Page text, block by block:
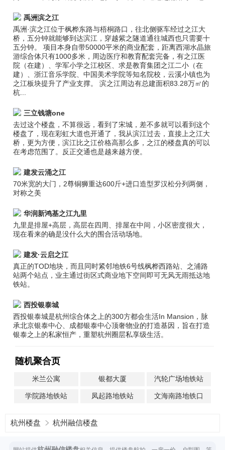
禹洲滨之江
禹洲·滨之江位于枫桦东路与梧桐路口，往北侧驱车经过之江大
桥，五分钟就能够到达滨江，穿越紫之隧道通往城西也只需要十
五分钟。 项目本身自带50000平米的商业配套，距离西湖水晶旅
游综合体只有1000多米，周边医疗和教育配套完备，有之江医
院（在建）、学军小学之江校区、求是教育集团之江二小（在
建）、浙江音乐学院、中国美术学院等知名院校，云溪小镇也为
之江板块提升了产业支撑。 滨之江周边有总建面积83.28万㎡的
杭...
三立钱塘one
去过这个楼盘，不算很远，看到了宋城，差不多就可以看到这个
楼盘了，现在彩虹大道也开通了，我从滨江过去，直接上之江大
桥，更为方便，滨江比之江价格高那么多，之江的楼盘真的可以
在考虑范围了。反正交通也是越来越方便。
建发云涌之江
70米宽的大门，2尊铜狮重达600斤+进口造型罗汉松分列两侧，
对称之美
华润新鸿基之江九里
九里是排屋+高层，高层在四周、排屋在中间，小区密度很大，
现在看来的确是没什么大的围合活动场地。
建发·云启之江
真正的TOD地块，而且同时紧邻地铁6号线枫桦西路站、之浦路
站两个站点，业主通过街区式商业地下空间即可无风无雨抵达地
铁站。
西投银泰城
西投银泰城是杭州综合体之上的300方都会生活In Mansion，脉
承北京银泰中心、成都银泰中心顶奢物业的打造基因，旨在打造
银泰之上的私家恒产，重塑杭州圈层私享级生活。
随机聚合页
米兰公寓 银都大厦 汽轮广场地铁站
学院路地铁站 凤起路地铁站 文海南路地铁口
杭州楼盘 杭州融信楼盘